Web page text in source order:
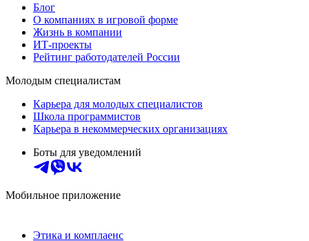
Блог
О компаниях в игровой форме
Жизнь в компании
ИТ-проекты
Рейтинг работодателей России
Молодым специалистам
Карьера для молодых специалистов
Школа программистов
Карьера в некоммерческих организациях
Боты для уведомлений
Мобильное приложение
Этика и комплаенс